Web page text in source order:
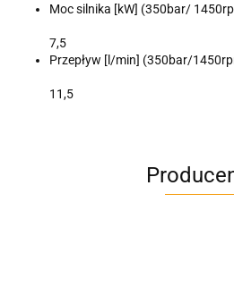
Moc silnika [kW] (350bar/
7,5
Przepływ [l/min] (350bar/
11,5